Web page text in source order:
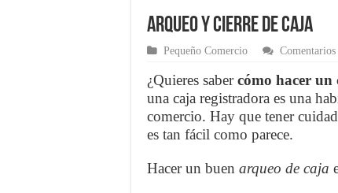
Arqueo y cierre de Caja
Pequeño Comercio Comentarios
¿Quieres sabercómo hacer un
una caja registradora es una
comercio. Hay que tener
es tan fácil como parece.
Hacer un buen arqueo de caja